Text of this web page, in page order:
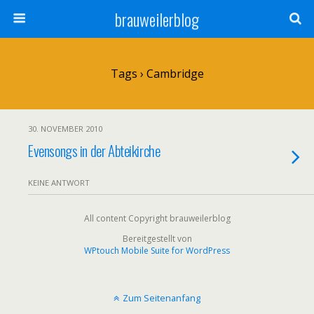
brauweilerblog
Tags › Cambridge
30. NOVEMBER 2010
Evensongs in der Abteikirche
KEINE ANTWORT
All content Copyright brauweilerblog
Bereitgestellt von
WPtouch Mobile Suite for WordPress
Zum Seitenanfang